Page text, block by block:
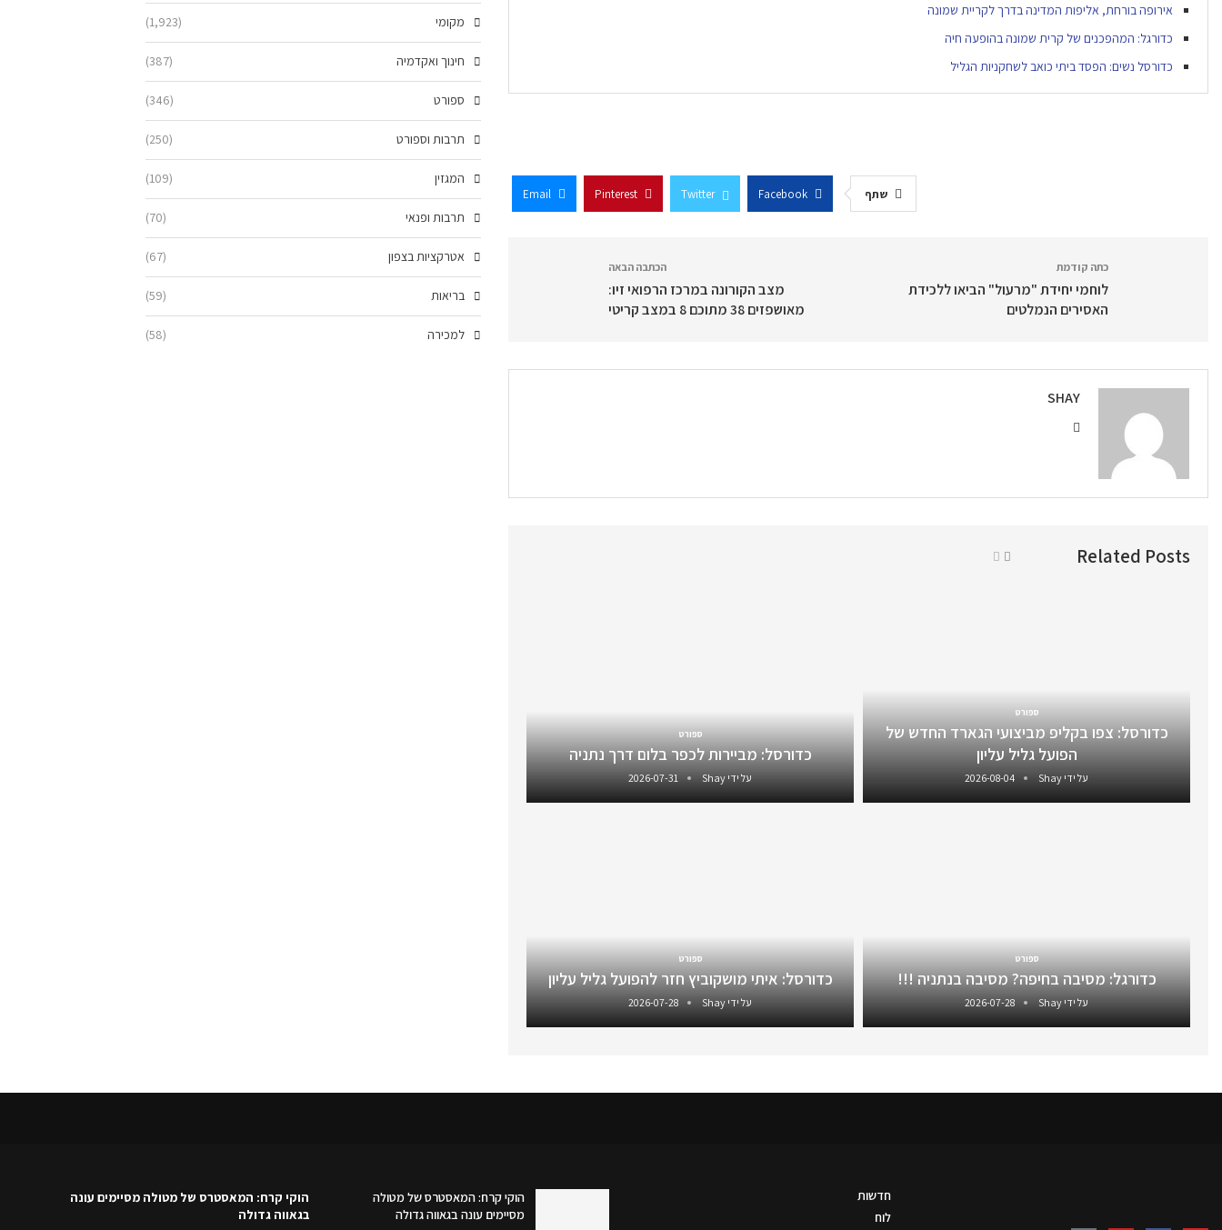
אירופה בורחת, אליפות המדינה בדרך לקריית שמונה
כדורגל: המהפכנים של קרית שמונה בהופעה חיה
כדורסל נשים: הפסד ביתי כואב לשחקניות הגליל
שתף Facebook
Twitter
Pinterest
Email
כתה קודמת
לוחמי יחידת "מרעול" הביאו ללכידת
האסירים הנמלטים
הכתבה הבאה
מצב הקורונה במרכז הרפואי זיו:
מאושפזים 38 מתוכם 8 במצב קריטי
SHAY
Related Posts
ספורט
כדורסל: צפו בקליפ מביצועי הגארד החדש של
הפועל גליל עליון
על ידי Shay
2026-08-04
ספורט
כדורסל: מביירות לכפר בלום דרך נתניה
על ידי Shay
2026-07-31
ספורט
כדורגל: מסיבה בחיפה? מסיבה בנתניה !!!
על ידי Shay
2026-07-28
ספורט
כדורסל: איתי מושקוביץ חזר להפועל גליל עליון
על ידי Shay
2026-07-28
מקומי (1,923)
חינוך ואקדמיה (387)
ספורט (346)
תרבות וספורט (250)
המגזין (109)
תרבות ופנאי (70)
אטרקציות בצפון (67)
בריאות (59)
למכירה (58)
חדשות
לוח
הוקי קרח: המאסטרס של מטולה
מסיימים עונה בגאווה גדולה
הוקי קרח: המאסטרס של מטולה מסיימים עונה
בגאווה גדולה